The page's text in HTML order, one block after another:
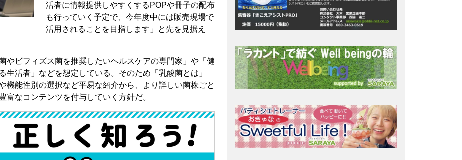
活者に情報提供しやすくするPOPや冊子の配布
も行っていく予定で、今年度中には販売現場で
活用されることを目指します」と先を見据え
ビフィズス菌を推奨したいヘルスケアの専門家」や「健
生活者」などを想定している。そのため「乳酸菌とは」
機能性別の選択など平易な紹介から、より詳しい菌株ごと
富なコンテンツを付与していく方針だ。